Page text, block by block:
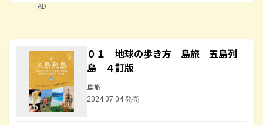
AD
０１ 地球の歩き方 島旅 五島列
島 ４訂版
島旅
2024.07.04 発売